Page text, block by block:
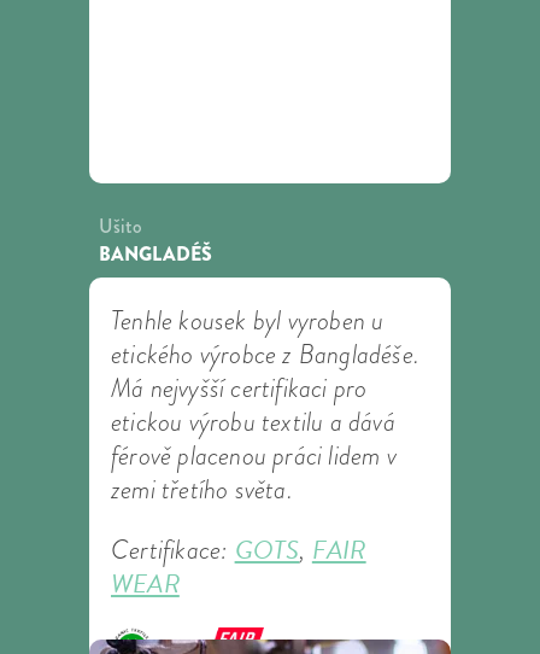
Ušito
BANGLADÉŠ
Tenhle kousek byl vyroben u
etického výrobce z Bangladéše.
Má nejvyšší certifikaci pro
etickou výrobu textilu a dává
férově placenou práci lidem v
zemi třetího světa.
Certifikace: GOTS, FAIR
WEAR